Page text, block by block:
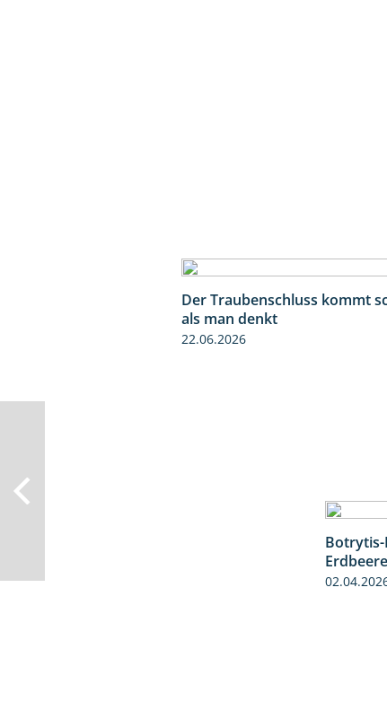
Der Traubenschluss kommt
als man denkt
22.06.2026
Botrytis-